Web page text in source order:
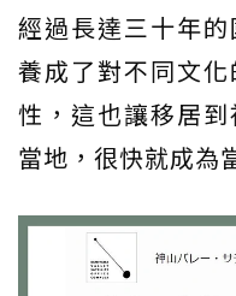
經過長達三十年
養成了對不同文
性，這也讓移居
當地，很快就成為